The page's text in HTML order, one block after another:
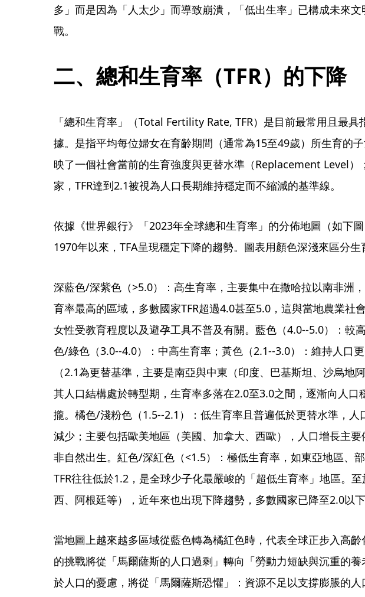
多」而是因為「人太少」而導致崩潰，「低出生率」已構成未來文
戰。
二、總和生育率（TFR）的下降
「總和生育率」（Total Fertility Rate, TFR）是目前最常用且最具
據。是指平均每位婦女在育齡期間（通常為15至49歲）所生育的
映了一個社會當前的生育強度與更替水準（Replacement Level）
家，TFR達到2.1被視為人口長期維持穩定而不縮減的基準線。
依據《世界銀行》「2023年全球總和生育率」的分佈地圖（如下
1970年以來，TFA呈現穩定下降的趨勢。圖表用顏色深淺來區分生
深藍色/深紫色（>5.0）：高生育率，主要集中在撒哈拉以南非洲
育率最高的區域，多數國家TFR超過4.0甚至5.0，這與當地農業社
女性受教育程度以及避孕工具不普及有關。藍色（4.0--5.0）：較
色/綠色（3.0--4.0）：中高生育率；黃色（2.1--3.0）：維持人口
（2.1為更替基準，主要是南亞與中東（印度、巴基斯坦、沙烏地
其人口結構處於轉型期，生育率多落在2.0至3.0之間，逐漸向人口
攏。橘色/淺粉色（1.5--2.1）：低生育率且普遍低於更替水準，人
減少；主要包括歐美地區（美國、加拿大、西歐），人口增長主要
非自然出生。紅色/深紅色（<1.5）：極低生育率，如東亞地區、
TFR往往低於1.2，是全球少子化最嚴峻的「超低生育率」地區。
西、阿根廷等），近年來也出現下降趨勢，多數國家已降至2.0以下
當地圖上越來越多區域從藍色轉為橘紅色時，代表全球正步入高齡
的挑戰將從「馬爾薩斯的人口過剩」轉向「勞動力短缺與沉重的養
於人口的憂慮，將從「馬爾薩斯恐懼」：資源不足以支撐膨脹的人